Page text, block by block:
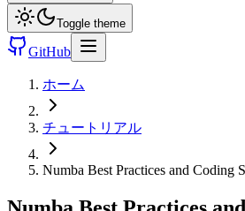
Toggle theme
GitHub
ホーム
チュートリアル
Numba Best Practices and Coding